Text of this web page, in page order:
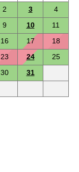
2 3
4
9 10
11
16 17
18
23 24
25
30
31